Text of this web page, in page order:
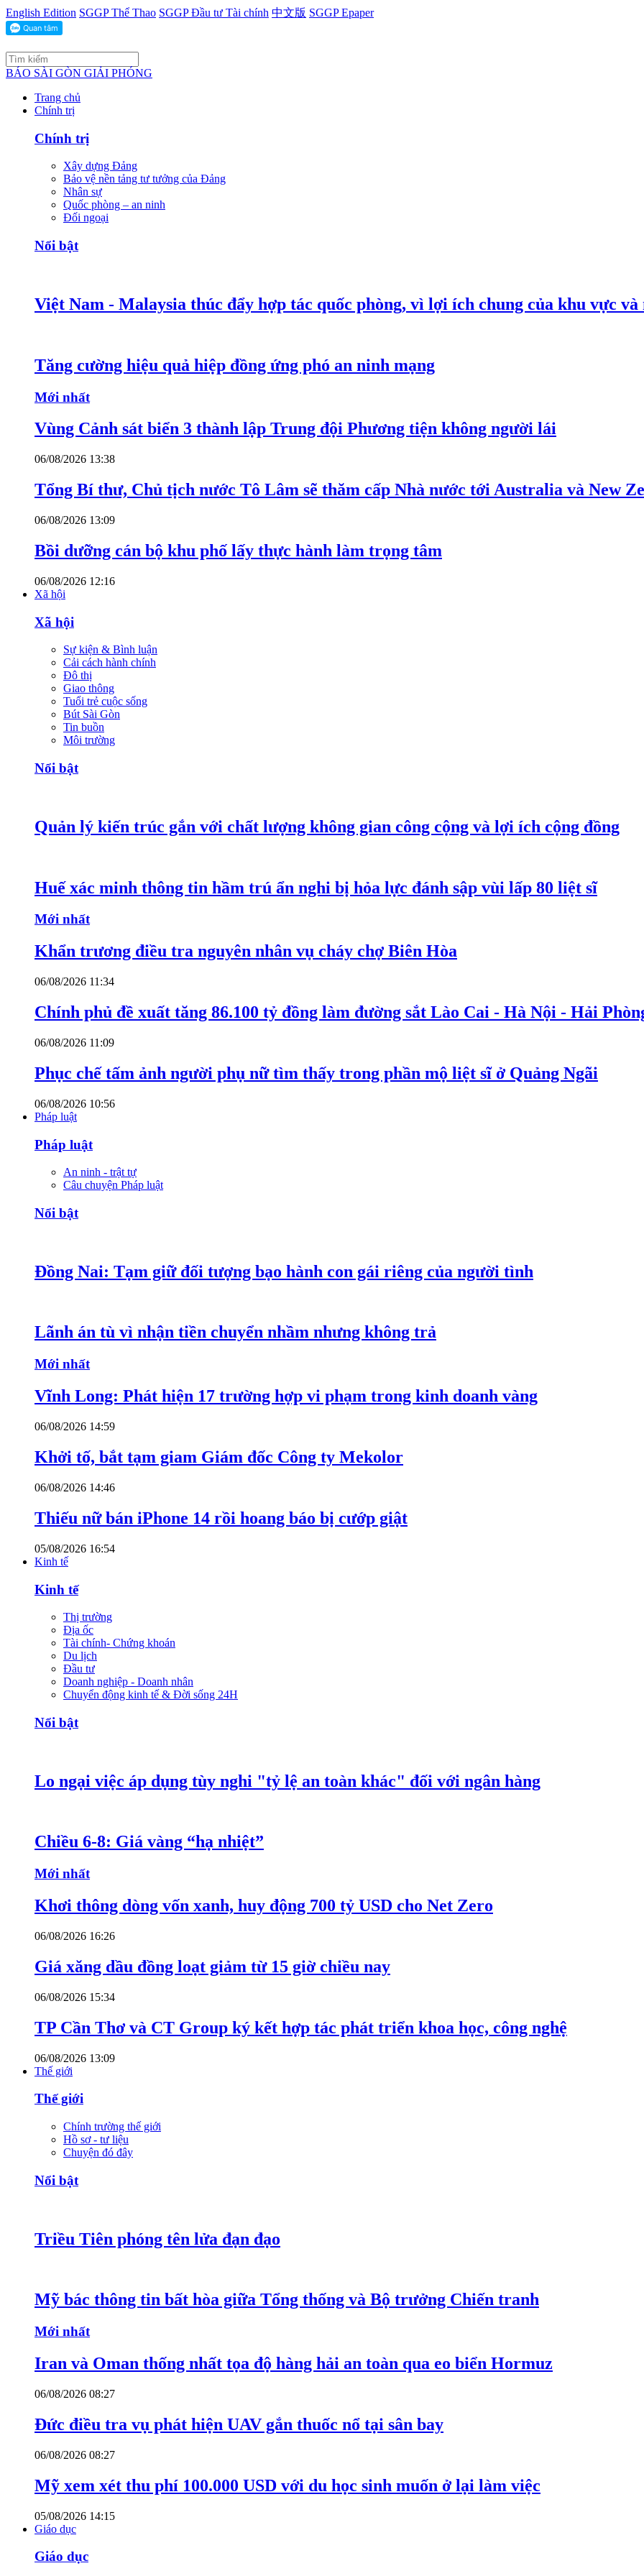
English Edition SGGP Thể Thao SGGP Đầu tư Tài chính 中文版 SGGP Epaper
BÁO SÀI GÒN GIẢI PHÓNG
Trang chủ
Chính trị
Chính trị
Xây dựng Đảng
Bảo vệ nền tảng tư tưởng của Đảng
Nhân sự
Quốc phòng – an ninh
Đối ngoại
Nổi bật
Việt Nam - Malaysia thúc đẩy hợp tác quốc phòng, vì lợi ích chung của khu vực và
Tăng cường hiệu quả hiệp đồng ứng phó an ninh mạng
Mới nhất
Vùng Cảnh sát biển 3 thành lập Trung đội Phương tiện không người lái
06/08/2026 13:38
Tổng Bí thư, Chủ tịch nước Tô Lâm sẽ thăm cấp Nhà nước tới Australia và New
06/08/2026 13:09
Bồi dưỡng cán bộ khu phố lấy thực hành làm trọng tâm
06/08/2026 12:16
Xã hội
Xã hội
Sự kiện & Bình luận
Cải cách hành chính
Đô thị
Giao thông
Tuổi trẻ cuộc sống
Bút Sài Gòn
Tin buồn
Môi trường
Nổi bật
Quản lý kiến trúc gắn với chất lượng không gian công cộng và lợi ích cộng đồng
Huế xác minh thông tin hầm trú ẩn nghi bị hỏa lực đánh sập vùi lấp 80 liệt sĩ
Mới nhất
Khẩn trương điều tra nguyên nhân vụ cháy chợ Biên Hòa
06/08/2026 11:34
Chính phủ đề xuất tăng 86.100 tỷ đồng làm đường sắt Lào Cai - Hà Nội - Hải
06/08/2026 11:09
Phục chế tấm ảnh người phụ nữ tìm thấy trong phần mộ liệt sĩ ở Quảng Ngãi
06/08/2026 10:56
Pháp luật
Pháp luật
An ninh - trật tự
Câu chuyện Pháp luật
Nổi bật
Đồng Nai: Tạm giữ đối tượng bạo hành con gái riêng của người tình
Lãnh án tù vì nhận tiền chuyển nhầm nhưng không trả
Mới nhất
Vĩnh Long: Phát hiện 17 trường hợp vi phạm trong kinh doanh vàng
06/08/2026 14:59
Khởi tố, bắt tạm giam Giám đốc Công ty Mekolor
06/08/2026 14:46
Thiếu nữ bán iPhone 14 rồi hoang báo bị cướp giật
05/08/2026 16:54
Kinh tế
Kinh tế
Thị trường
Địa ốc
Tài chính- Chứng khoán
Du lịch
Đầu tư
Doanh nghiệp - Doanh nhân
Chuyển động kinh tế & Đời sống 24H
Nổi bật
Lo ngại việc áp dụng tùy nghi "tỷ lệ an toàn khác" đối với ngân hàng
Chiều 6-8: Giá vàng “hạ nhiệt”
Mới nhất
Khơi thông dòng vốn xanh, huy động 700 tỷ USD cho Net Zero
06/08/2026 16:26
Giá xăng dầu đồng loạt giảm từ 15 giờ chiều nay
06/08/2026 15:34
TP Cần Thơ và CT Group ký kết hợp tác phát triển khoa học, công nghệ
06/08/2026 13:09
Thế giới
Thế giới
Chính trường thế giới
Hồ sơ - tư liệu
Chuyện đó đây
Nổi bật
Triều Tiên phóng tên lửa đạn đạo
Mỹ bác thông tin bất hòa giữa Tổng thống và Bộ trưởng Chiến tranh
Mới nhất
Iran và Oman thống nhất tọa độ hàng hải an toàn qua eo biển Hormuz
06/08/2026 08:27
Đức điều tra vụ phát hiện UAV gắn thuốc nổ tại sân bay
06/08/2026 08:27
Mỹ xem xét thu phí 100.000 USD với du học sinh muốn ở lại làm việc
05/08/2026 14:15
Giáo dục
Giáo dục